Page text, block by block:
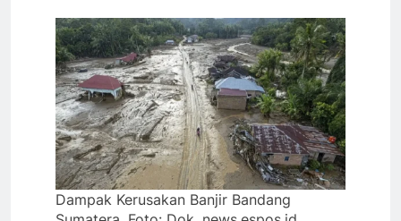
Dampak Kerusakan Banjir Bandang